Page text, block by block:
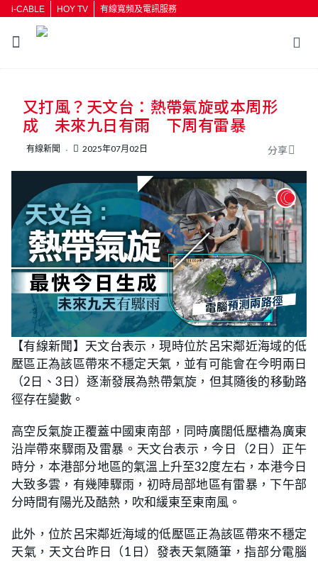
i-CABLE HOY TV 有線寬頻及電訊服務
按輸入鍵開始搜尋
又打風？天文台：熱帶氣旋或本周形
成 未來九日有雨 下周有雷暴
有線新聞 2025年07月02日 分享
【有線新聞】天文台表示，現時位於呂宋鄰近海域的低
壓區正為該區帶來不穩定天氣，並有可能會在今明兩日
（2日、3日）逐漸發展為熱帶氣旋，但其隨後的移動路
徑存在變數。
高空反氣旋正覆蓋中國東南部，同時廣闊低壓槽為廣東
沿岸帶來驟雨及雷暴。天文台表示，今日（2日）正午
時分，本港部分地區的氣溫上升至32度左右，本港今日
大致多雲，有幾陣驟雨，初時局部地區有雷暴，下午部
分時間有陽光及酷熱，吹和緩東至東南風。
此外，位於呂宋鄰近海域的低壓區正為該區帶來不穩定
天氣，天文台昨日（1日）發表天氣隨筆，指部分電腦